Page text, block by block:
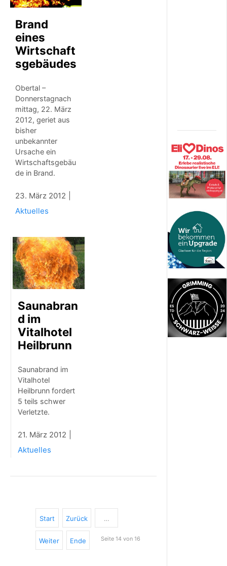
Brand
eines
Wirtschaft
sgebäudes
Obertal –
Donnerstagnach
mittag, 22. März
2012, geriet aus
bisher
unbekannter
Ursache ein
Wirtschaftsgebäu
de in Brand.
23. März 2012
Aktuelles
Saunabran
d im
Vitalhotel
Heilbrunn
Saunabrand im
Vitalhotel
Heilbrunn fordert
5 teils schwer
Verletzte.
21. März 2012
Aktuelles
Start Zurück …
Weiter Ende Seite 14 von 16